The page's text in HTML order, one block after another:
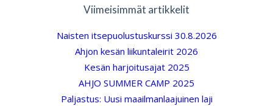
Viimeisimmät artikkelit
Naisten itsepuolustuskurssi 30.8.2026
Ahjon kesän liikuntaleirit 2026
Kesän harjoitusajat 2025
AHJO SUMMER CAMP 2025
Paljastus: Uusi maailmanlaajuinen laji